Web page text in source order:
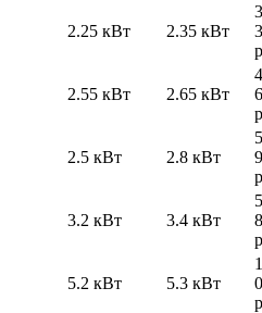
2.25 кВт 2.35 кВт
2.55 кВт 2.65 кВт
2.5 кВт 2.8 кВт
3.2 кВт 3.4 кВт
5.2 кВт 5.3 кВт